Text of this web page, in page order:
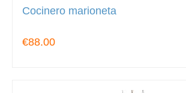
Cocinero marioneta
€88.00